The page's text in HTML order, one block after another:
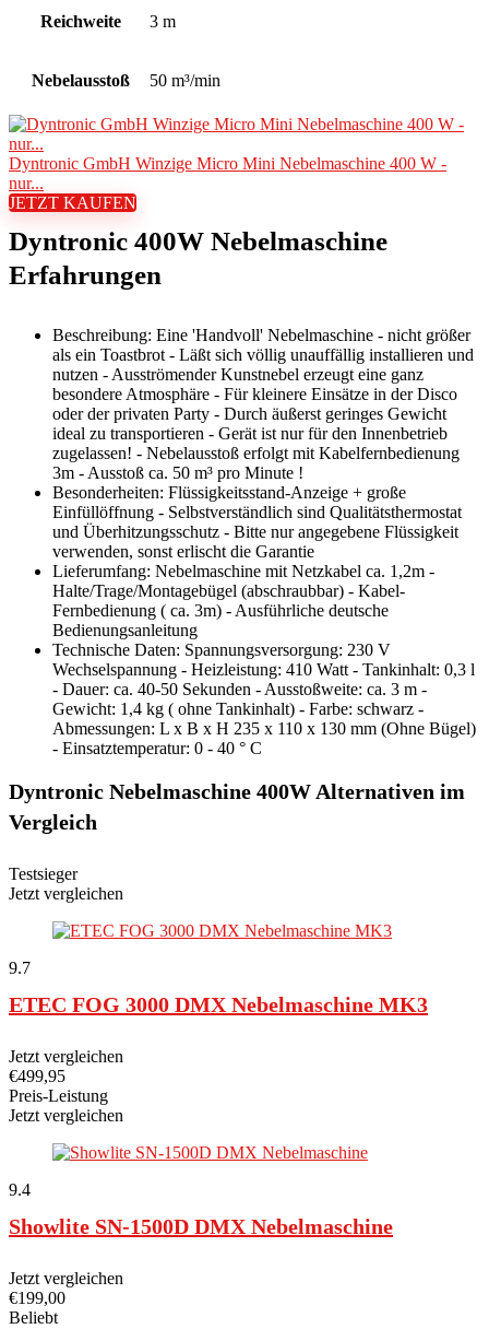
Reichweite 3 m
Nebelausstoß 50 m³/min
Dyntronic GmbH Winzige Micro Mini Nebelmaschine 400 W -
nur...
JETZT KAUFEN
Dyntronic 400W Nebelmaschine
Erfahrungen
Beschreibung: Eine 'Handvoll' Nebelmaschine - nicht größer
als ein Toastbrot - Läßt sich völlig unauffällig installieren und
nutzen - Ausströmender Kunstnebel erzeugt eine ganz
besondere Atmosphäre - Für kleinere Einsätze in der Disco
oder der privaten Party - Durch äußerst geringes Gewicht
ideal zu transportieren - Gerät ist nur für den Innenbetrieb
zugelassen! - Nebelausstoß erfolgt mit Kabelfernbedienung
3m - Ausstoß ca. 50 m³ pro Minute !
Besonderheiten: Flüssigkeitsstand-Anzeige + große
Einfüllöffnung - Selbstverständlich sind Qualitätsthermostat
und Überhitzungsschutz - Bitte nur angegebene Flüssigkeit
verwenden, sonst erlischt die Garantie
Lieferumfang: Nebelmaschine mit Netzkabel ca. 1,2m -
Halte/Trage/Montagebügel (abschraubbar) - Kabel-
Fernbedienung ( ca. 3m) - Ausführliche deutsche
Bedienungsanleitung
Technische Daten: Spannungsversorgung: 230 V
Wechselspannung - Heizleistung: 410 Watt - Tankinhalt: 0,3 l
- Dauer: ca. 40-50 Sekunden - Ausstoßweite: ca. 3 m -
Gewicht: 1,4 kg ( ohne Tankinhalt) - Farbe: schwarz -
Abmessungen: L x B x H 235 x 110 x 130 mm (Ohne Bügel)
- Einsatztemperatur: 0 - 40 ° C
Dyntronic Nebelmaschine 400W Alternativen im
Vergleich
Testsieger
Jetzt vergleichen
9.7
ETEC FOG 3000 DMX Nebelmaschine MK3
Jetzt vergleichen
€499,95
Preis-Leistung
Jetzt vergleichen
9.4
Showlite SN-1500D DMX Nebelmaschine
Jetzt vergleichen
€199,00
Beliebt